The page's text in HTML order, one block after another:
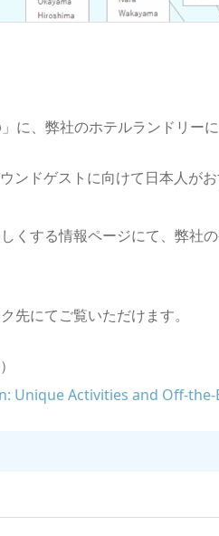
に、弊社のホテルランドリー
ンドゲストに向けて日本人が
くする情報ページにて、弊
先にてご覧いただけます。
Unique Activities and Off-